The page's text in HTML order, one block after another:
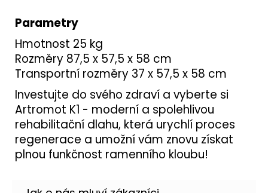
Parametry
Hmotnost 25 kg
Rozměry 87,5 x 57,5 ​​x 58 cm
Transportní rozměry 37 x 57,5 ​​x 58 cm
Investujte do svého zdraví a vyberte si
Artromot K1 - moderní a spolehlivou
rehabilitační dlahu, která urychlí proces
regenerace a umožní vám znovu získat
plnou funkčnost ramenního kloubu!